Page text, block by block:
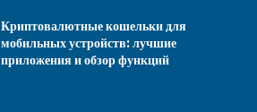
Криптовалютные кошельки для
мобильных устройств: лучшие
приложения и обзор функций